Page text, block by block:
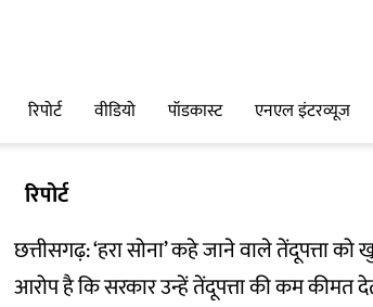
रिपोर्ट वीडियो पॉडकास्ट एनएल इंटरव्यूज
रिपोर्ट
छत्तीसगढ़: ‘हरा सोना’ कहे जाने वाले तेंदूपत्ता
आरोप है कि सरकार उन्हें तेंदूपत्ता की कम